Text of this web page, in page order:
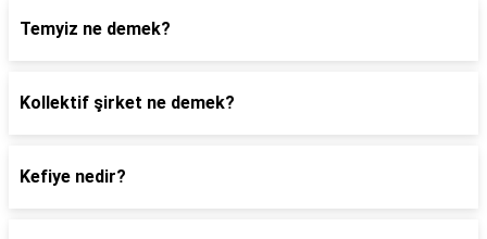
Temyiz ne demek?
Kollektif şirket ne demek?
Kefiye nedir?